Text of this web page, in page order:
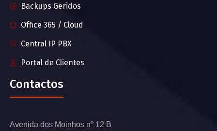
Backups Geridos
Office 365 / Cloud
Central IP PBX
Portal de Clientes
Contactos
Avenida dos Moinhos nº 12 B